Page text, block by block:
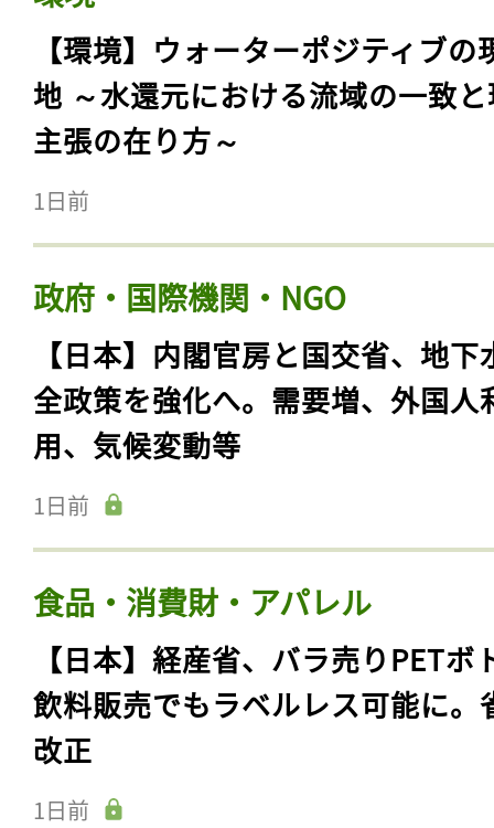
【環境】ウォーターポジティブの
地 ～水還元における流域の一致
主張の在り方～
1日前
政府・国際機関・NGO
【日本】内閣官房と国交省、地下
全政策を強化へ。需要増、外国人
用、気候変動等
1日前
食品・消費財・アパレル
【日本】経産省、バラ売りPETボ
飲料販売でもラベルレス可能に。
改正
1日前